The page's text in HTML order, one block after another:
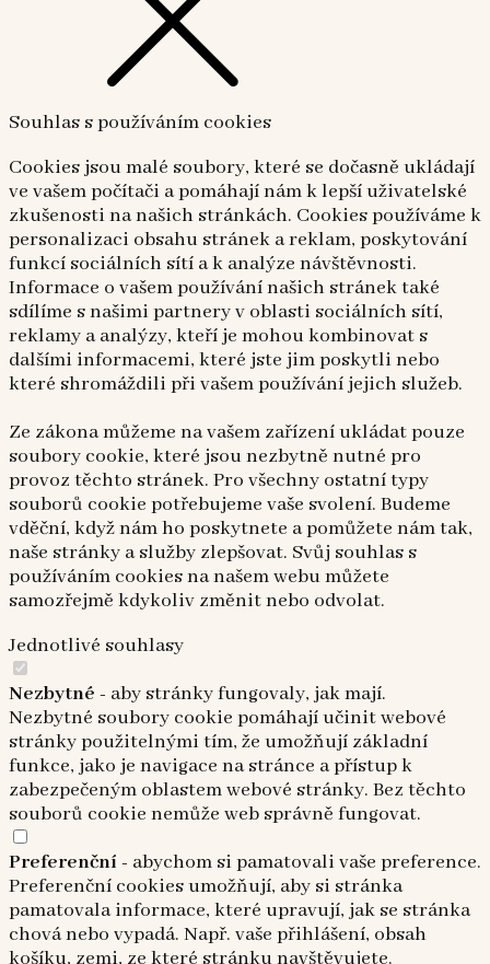
Souhlas s používáním cookies
Cookies jsou malé soubory, které se dočasně ukládají
ve vašem počítači a pomáhají nám k lepší uživatelské
zkušenosti na našich stránkách. Cookies používáme k
personalizaci obsahu stránek a reklam, poskytování
funkcí sociálních sítí a k analýze návštěvnosti.
Informace o vašem používání našich stránek také
sdílíme s našimi partnery v oblasti sociálních sítí,
reklamy a analýzy, kteří je mohou kombinovat s
dalšími informacemi, které jste jim poskytli nebo
které shromáždili při vašem používání jejich služeb.
Ze zákona můžeme na vašem zařízení ukládat pouze
soubory cookie, které jsou nezbytně nutné pro
provoz těchto stránek. Pro všechny ostatní typy
souborů cookie potřebujeme vaše svolení. Budeme
vděční, když nám ho poskytnete a pomůžete nám tak,
naše stránky a služby zlepšovat. Svůj souhlas s
používáním cookies na našem webu můžete
samozřejmě kdykoliv změnit nebo odvolat.
Jednotlivé souhlasy
Nezbytné - aby stránky fungovaly, jak mají.
Nezbytné soubory cookie pomáhají učinit webové
stránky použitelnými tím, že umožňují základní
funkce, jako je navigace na stránce a přístup k
zabezpečeným oblastem webové stránky. Bez těchto
souborů cookie nemůže web správně fungovat.
Preferenční - abychom si pamatovali vaše preference.
Preferenční cookies umožňují, aby si stránka
pamatovala informace, které upravují, jak se stránka
chová nebo vypadá. Např. vaše přihlášení, obsah
košíku, zemi, ze které stránku navštěvujete.